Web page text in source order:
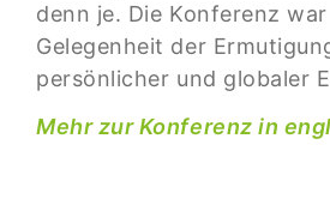
denn je. Die Konferenz
Gelegenheit der
persönlicher und globaler
Mehr zur Konferenz in